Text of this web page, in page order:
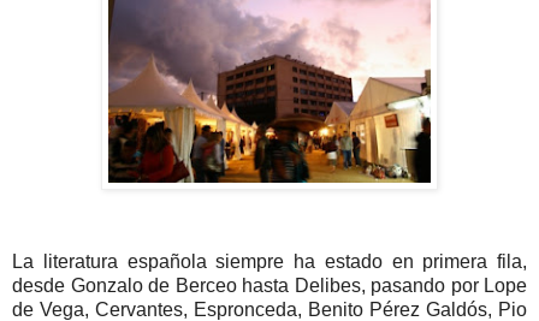
La literatura española siempre ha estado en primera fila,
desde Gonzalo de Berceo hasta Delibes, pasando por Lope
de Vega, Cervantes, Espronceda, Benito Pérez Galdós, Pio